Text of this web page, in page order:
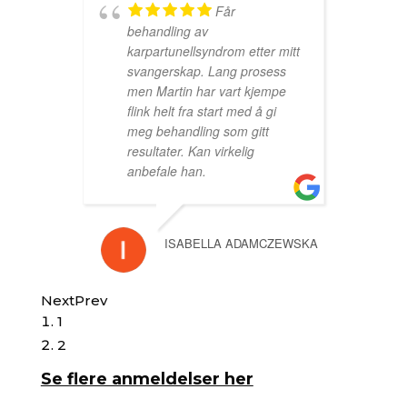
Får
behandling av
karpartunellsyndrom etter mitt
svangerskap. Lang prosess
men Martin har vart kjempe
flink helt fra start med å gi
meg behandling som gitt
resultater. Kan virkelig
anbefale han.
ISABELLA ADAMCZEWSKA
been helping me a lot with a
shoulder and ankle injury I
NextPrev
1
2
Se flere anmeldelser her